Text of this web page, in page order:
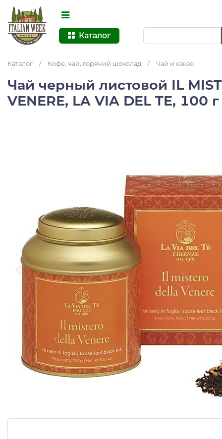
Каталог
Каталог / Кофе, чай, горячий шоколад / Чай и какао
Чай черный листовой IL
VENERE, LA VIA DEL TE, 100